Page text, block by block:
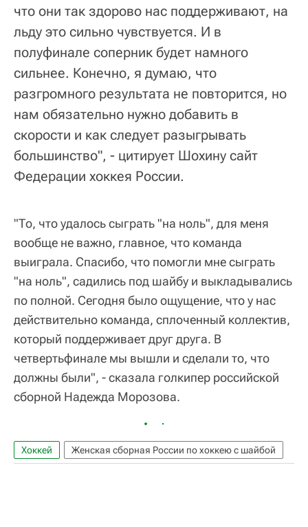
что они так здорово нас поддерживают, на
льду это сильно чувствуется. И в
полуфинале соперник будет намного
сильнее. Конечно, я думаю, что
разгромного результата не повторится, но
нам обязательно нужно добавить в
скорости и как следует разыгрывать
большинство", - цитирует Шохину сайт
Федерации хоккея России.
"То, что удалось сыграть "на ноль", для меня
вообще не важно, главное, что команда
выиграла. Спасибо, что помогли мне сыграть
"на ноль", садились под шайбу и выкладывались
по полной. Сегодня было ощущение, что у нас
действительно команда, сплоченный коллектив,
который поддерживает друг друга. В
четвертьфинале мы вышли и сделали то, что
должны были", - сказала голкипер российской
сборной Надежда Морозова.
Хоккей Женская сборная России по хоккею с шайбой